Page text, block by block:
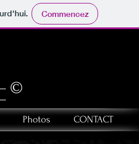
Commencez
Photos CONTACT
©